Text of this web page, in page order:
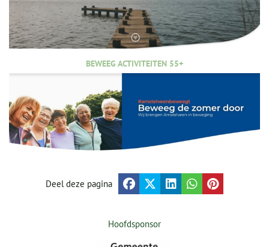
BEWEEG ACTIVITEITEN 55+
Deel deze pagina
Hoofdsponsor